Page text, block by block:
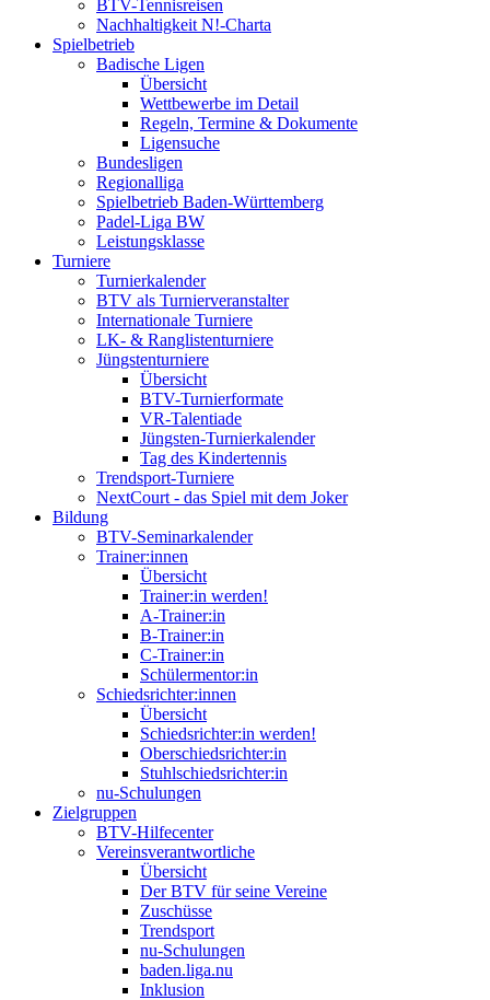
BTV-Tennisreisen
Nachhaltigkeit N!-Charta
Spielbetrieb
Badische Ligen
Übersicht
Wettbewerbe im Detail
Regeln, Termine & Dokumente
Ligensuche
Bundesligen
Regionalliga
Spielbetrieb Baden-Württemberg
Padel-Liga BW
Leistungsklasse
Turniere
Turnierkalender
BTV als Turnierveranstalter
Internationale Turniere
LK- & Ranglistenturniere
Jüngstenturniere
Übersicht
BTV-Turnierformate
VR-Talentiade
Jüngsten-Turnierkalender
Tag des Kindertennis
Trendsport-Turniere
NextCourt - das Spiel mit dem Joker
Bildung
BTV-Seminarkalender
Trainer:innen
Übersicht
Trainer:in werden!
A-Trainer:in
B-Trainer:in
C-Trainer:in
Schülermentor:in
Schiedsrichter:innen
Übersicht
Schiedsrichter:in werden!
Oberschiedsrichter:in
Stuhlschiedsrichter:in
nu-Schulungen
Zielgruppen
BTV-Hilfecenter
Vereinsverantwortliche
Übersicht
Der BTV für seine Vereine
Zuschüsse
Trendsport
nu-Schulungen
baden.liga.nu
Inklusion